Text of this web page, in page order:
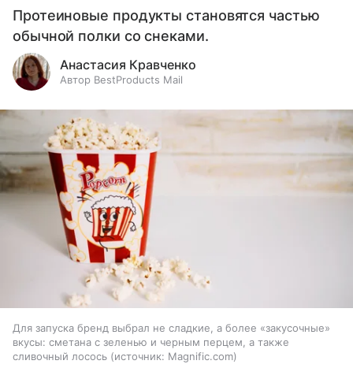
Протеиновые продукты становятся частью
обычной полки со снеками.
Анастасия Кравченко
Автор BestProducts Mail
Для запуска бренд выбрал не сладкие, а более «закусочные»
вкусы: сметана с зеленью и черным перцем, а также
сливочный лосось
источник: Magnific.com